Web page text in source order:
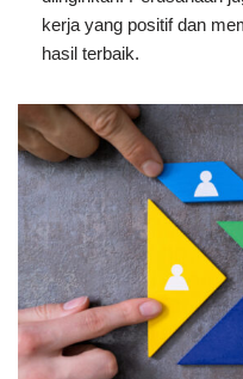
kerja yang positif dan
hasil terbaik.